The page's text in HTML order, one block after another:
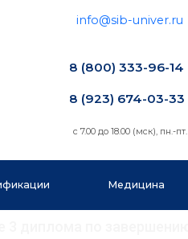
info@sib-univer.ru
8 (800) 333-96-14
8 (923) 674-03-33
с 7.00 до 18.00 (мск), пн.-пт.
Медицина